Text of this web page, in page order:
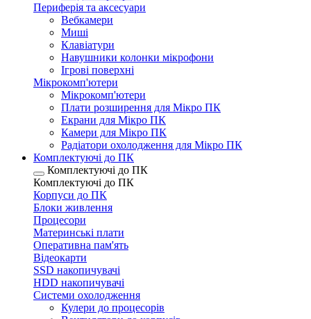
Периферія та аксесуари
Вебкамери
Миші
Клавіатури
Навушники колонки мікрофони
Ігрові поверхні
Мікрокомп'ютери
Мікрокомп'ютери
Плати розширення для Мікро ПК
Екрани для Мікро ПК
Камери для Мікро ПК
Радіатори охолодження для Мікро ПК
Комплектуючі до ПК
Комплектуючі до ПК
Комплектуючі до ПК
Корпуси до ПК
Блоки живлення
Процесори
Материнські плати
Оперативна пам'ять
Відеокарти
SSD накопичувачі
HDD накопичувачі
Системи охолодження
Кулери до процесорів